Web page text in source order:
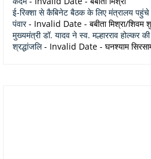
ई-रिक्शा से कैबिनेट बैठक के लिए मंत्रालय पहुंचे
पंवार- Invalid Date - बबीता मिश्रा/शिवम
मुख्यमंत्री डॉ. यादव ने स्व. मल्हारराव होल्कर
श्रद्धांजलि- Invalid Date - घनश्याम